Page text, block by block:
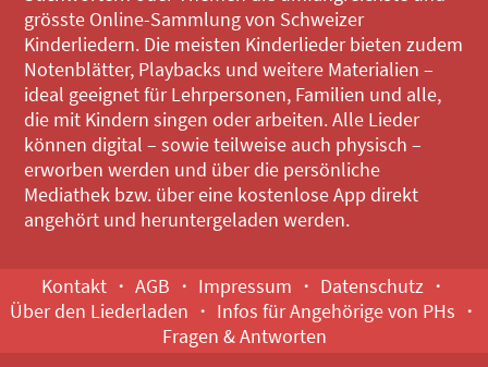
grösste Online-Sammlung von Schweizer
Kinderliedern. Die meisten Kinderlieder bieten zudem
Notenblätter, Playbacks und weitere Materialien –
ideal geeignet für Lehrpersonen, Familien und alle,
die mit Kindern singen oder arbeiten. Alle Lieder
können digital – sowie teilweise auch physisch –
erworben werden und über die persönliche
Mediathek bzw. über eine kostenlose App direkt
angehört und heruntergeladen werden.
Kontakt AGB Impressum
Datenschutz
Über den Liederladen
Infos für Angehörige von PHs
Fragen & Antworten